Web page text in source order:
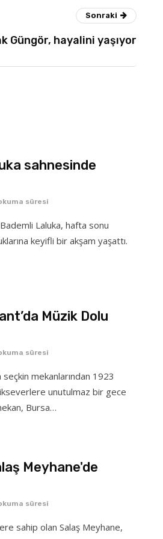
Sonraki
Güngör, hayalini yaşıyor
sahnesinde
süresi
Laluka, hafta sonu
keyifli bir akşam yaşattı.
Müzik Dolu
süresi
seçkin mekanlarından 1923
unutulmaz bir gece
Bursa…
Meyhane'de
süresi
sahip olan Salaş Meyhane,